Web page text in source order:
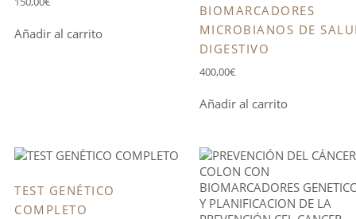
Añadir al carrito
BIOMARCADORES
MICROBIANOS DE
DIGESTIVO
400,00€
Añadir al carrito
TEST GENÉTICO
COMPLETO